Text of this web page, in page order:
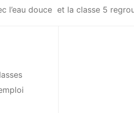
l’eau douce et la classe 5